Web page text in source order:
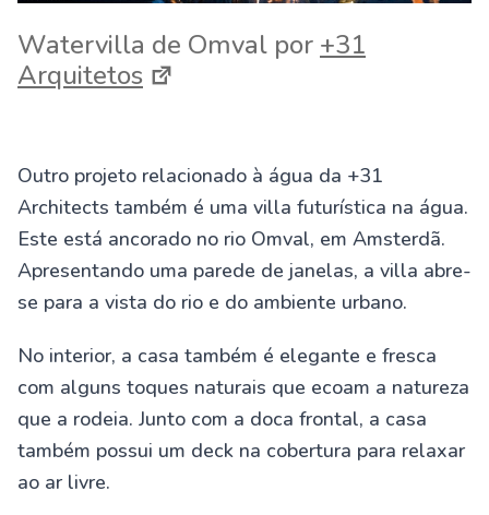
Watervilla de Omval por +31
Arquitetos
Outro projeto relacionado à água da +31
Architects também é uma villa futurística na água.
Este está ancorado no rio Omval, em Amsterdã.
Apresentando uma parede de janelas, a villa abre-
se para a vista do rio e do ambiente urbano.
No interior, a casa também é elegante e fresca
com alguns toques naturais que ecoam a natureza
que a rodeia. Junto com a doca frontal, a casa
também possui um deck na cobertura para relaxar
ao ar livre.